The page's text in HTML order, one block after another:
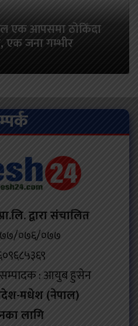
एक आपसमा ठोकिँदा
एक जना गम्भीर
द्वारा संचालित
०७६/०७७
: आयुब हुसेन
मधेश (नेपाल)
लागि